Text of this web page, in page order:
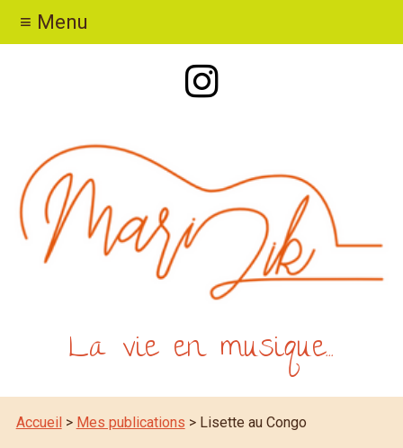
La vie en musique...
≡ Menu
Accueil > Mes publications > Lisette au Congo